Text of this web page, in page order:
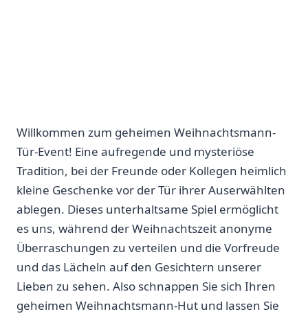
Willkommen zum geheimen Weihnachtsmann-
Tür-Event! Eine aufregende und mysteriöse
Tradition, bei der Freunde oder Kollegen heimlich
kleine Geschenke vor der Tür ihrer Auserwählten
ablegen. Dieses unterhaltsame Spiel ermöglicht
es uns, während der Weihnachtszeit anonyme
Überraschungen zu verteilen und die Vorfreude
und das Lächeln auf den Gesichtern unserer
Lieben zu sehen. Also schnappen Sie sich Ihren
geheimen Weihnachtsmann-Hut und lassen Sie